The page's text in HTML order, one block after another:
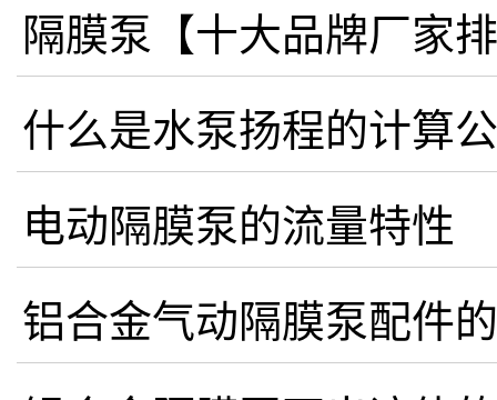
隔膜泵【十大品牌厂家
什么是水泵扬程的计算
电动隔膜泵的流量特性
铝合金气动隔膜泵配件